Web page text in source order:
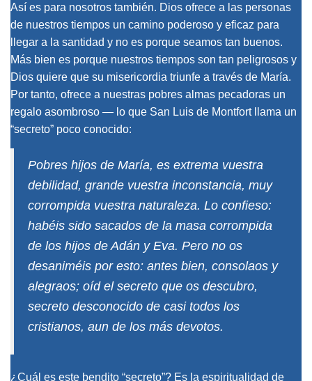
Así es para nosotros también. Dios ofrece a las personas
de nuestros tiempos un camino poderoso y eficaz para
llegar a la santidad y no es porque seamos tan buenos.
Más bien es porque nuestros tiempos son tan peligrosos y
Dios quiere que su misericordia triunfe a través de María.
Por tanto, ofrece a nuestras pobres almas pecadoras un
regalo asombroso — lo que San Luis de Montfort llama un
“secreto” poco conocido:
Pobres hijos de María, es extrema vuestra
debilidad, grande vuestra inconstancia, muy
corrompida vuestra naturaleza. Lo confieso:
habéis sido sacados de la masa corrompida
de los hijos de Adán y Eva. Pero no os
desaniméis por esto: antes bien, consolaos y
alegraos; oíd el secreto que os descubro,
secreto desconocido de casi todos los
cristianos, aun de los más devotos.
¿Cuál es este bendito “secreto”? Es la espiritualidad de